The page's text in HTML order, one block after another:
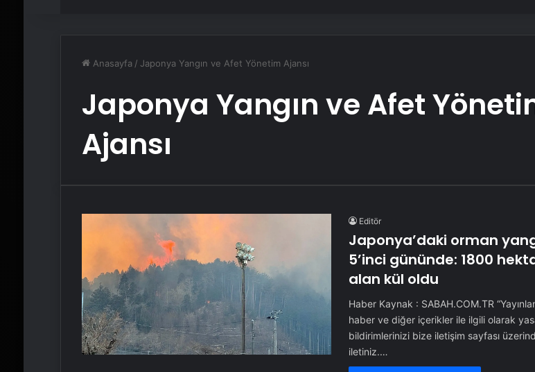
Anasayfa / Japonya Yangın ve Afet Yönetim Ajansı
Japonya Yangın ve Afet
Ajansı
Editör
Japonya’daki orman
5’inci gününde: 1800
alan kül oldu
Haber Kaynak : SABAH.COM.TR
haber ve diğer içerikler ile ilgili olarak
bildirimlerinizi bize iletişim sayfası
iletiniz.…